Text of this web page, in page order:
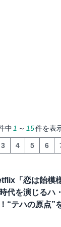
中 1 ～ 15件を表
3 4 5 6
「恋は飴模
代を演じるハ
“テハの原点”